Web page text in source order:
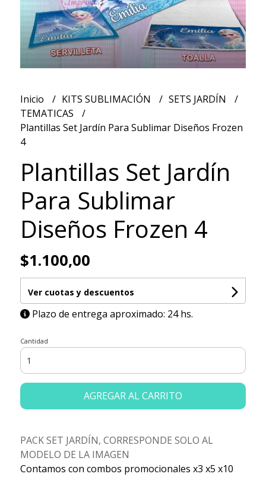
Inicio KITS SUBLIMACIÓN
SETS JARDÍN
TEMATICAS
Plantillas Set Jardín Para Sublimar Diseños Frozen
4
Plantillas Set Jardín
Para Sublimar
Diseños Frozen 4
$1.100,00
Ver cuotas y descuentos
Plazo de entrega aproximado: 24 hs.
Cantidad
AGREGAR AL CARRITO
PACK SET JARDÍN, CORRESPONDE SOLO AL
MODELO DE LA IMAGEN
Contamos con combos promocionales x3 x5 x10